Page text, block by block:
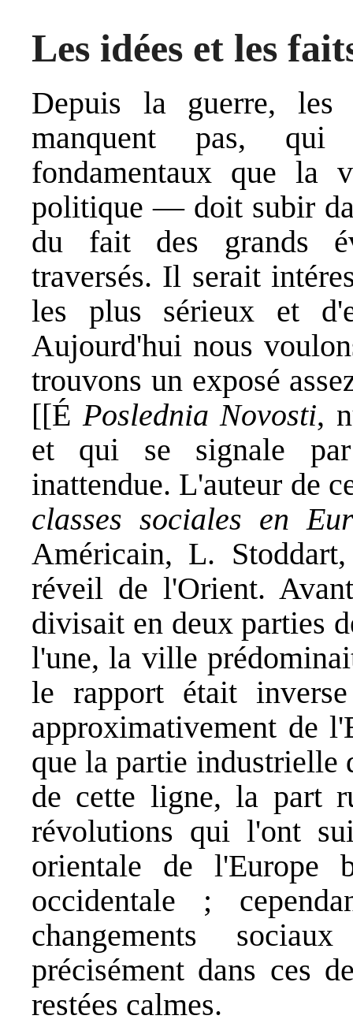
Les idées et les
Depuis la guerre,
manquent pas, qui
fondamentaux que la
politique — doit subir
du fait des grands
traversés. Il serait
les plus sérieux et
Aujourd'hui nous
trouvons un exposé
[[É Poslednia Novosti,
et qui se signale
inattendue. L'auteur de
classes sociales en
Américain, L.
réveil de l'Orient.
divisait en deux parties
l'une, la ville
le rapport était
approximativement de
que la partie industrielle
de cette ligne, la part
révolutions qui l'ont
orientale de l'Europe
occidentale ;
changements
précisément dans ces
restées calmes.